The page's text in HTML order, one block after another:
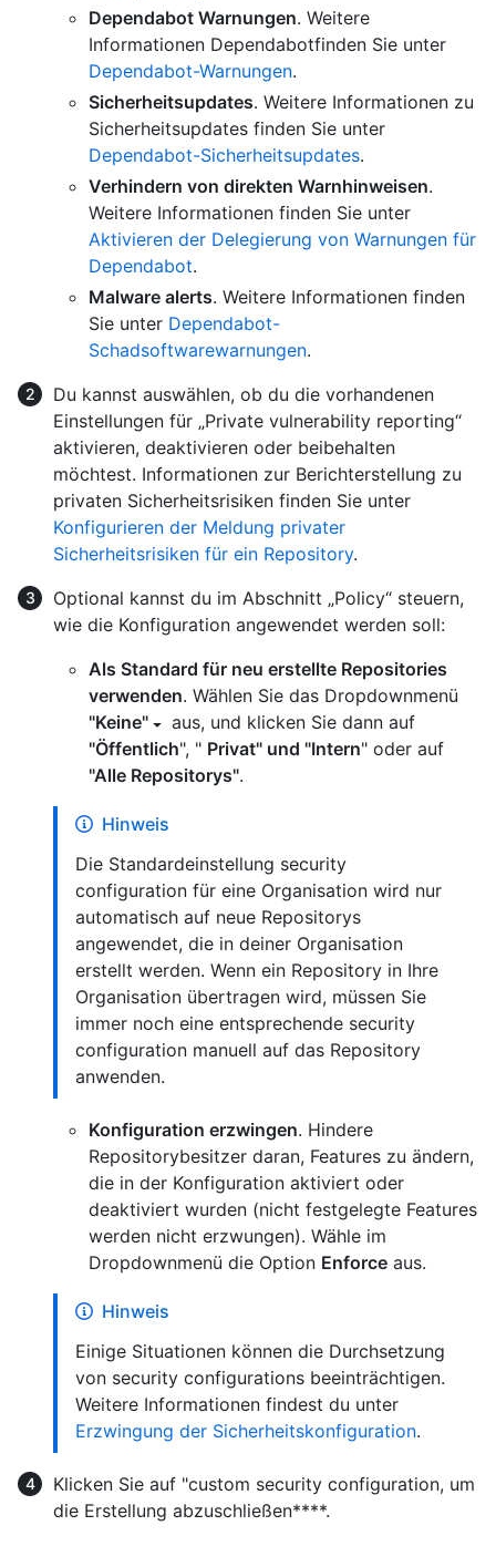
Dependabot Warnungen. Weitere
Informationen Dependabotfinden Sie unter
Dependabot-Warnungen.
Sicherheitsupdates. Weitere Informationen zu
Sicherheitsupdates finden Sie unter
Dependabot-Sicherheitsupdates.
Verhindern von direkten Warnhinweisen.
Weitere Informationen finden Sie unter
Aktivieren der Delegierung von Warnungen für
Dependabot.
Malware alerts. Weitere Informationen finden
Sie unter Dependabot-
Schadsoftwarewarnungen.
Du kannst auswählen, ob du die vorhandenen
Einstellungen für „Private vulnerability reporting“
aktivieren, deaktivieren oder beibehalten
möchtest. Informationen zur Berichterstellung zu
privaten Sicherheitsrisiken finden Sie unter
Konfigurieren der Meldung privater
Sicherheitsrisiken für ein Repository.
Optional kannst du im Abschnitt „Policy“ steuern,
wie die Konfiguration angewendet werden soll:
Als Standard für neu erstellte Repositories
verwenden. Wählen Sie das Dropdownmenü
"Keine"
aus, und klicken Sie dann auf
"Öffentlich", " Privat" und "Intern" oder auf
"Alle Repositorys".
Hinweis
Die Standardeinstellung security
configuration für eine Organisation wird nur
automatisch auf neue Repositorys
angewendet, die in deiner Organisation
erstellt werden. Wenn ein Repository in Ihre
Organisation übertragen wird, müssen Sie
immer noch eine entsprechende security
configuration manuell auf das Repository
anwenden.
Konfiguration erzwingen. Hindere
Repositorybesitzer daran, Features zu ändern,
die in der Konfiguration aktiviert oder
deaktiviert wurden (nicht festgelegte Features
werden nicht erzwungen). Wähle im
Dropdownmenü die Option Enforce aus.
Hinweis
Einige Situationen können die Durchsetzung
von security configurations beeinträchtigen.
Weitere Informationen findest du unter
Erzwingung der Sicherheitskonfiguration.
Klicken Sie auf "custom security configuration, um
die Erstellung abzuschließen****.